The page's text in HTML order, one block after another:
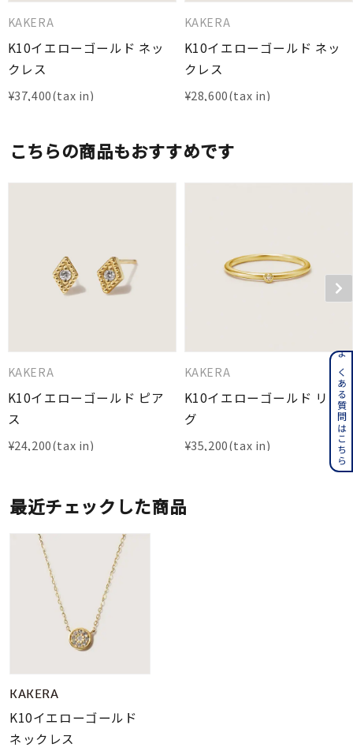
KAKERA
K10イエローゴールド ネッ
クレス
¥37,400
KAKERA
K10イエローゴールド ネッ
クレス
¥28,600
こちらの商品もおすすめです
KAKERA
K10イエローゴールド ピア
ス
¥24,200
KAKERA
K10イエローゴールド リン
グ
¥35,200
最近チェックした商品
KAKERA
K10イエローゴールド
ネックレス
よくある質問はこちら